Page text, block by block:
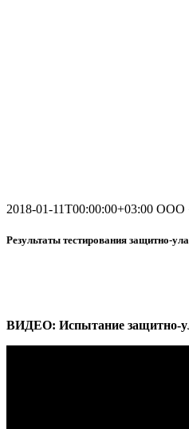
2018-01-11T00:00:00+03:00 ООО
Результаты тестирования защитно-
ВИДЕО: Испытание защитно-